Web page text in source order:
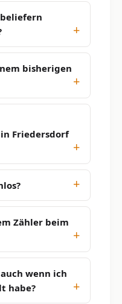
bisherigen
Friedersdorf
Zähler beim
wenn ich
habe?